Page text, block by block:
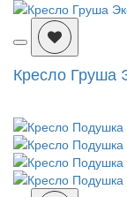
Кресло Груша